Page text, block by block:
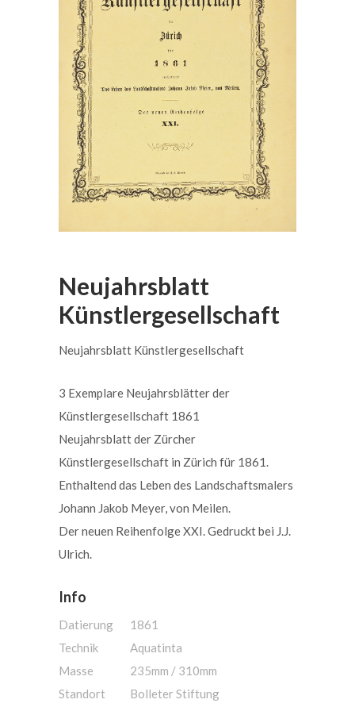
Neujahrsblatt
Künstlergesellschaft
Neujahrsblatt Künstlergesellschaft
3 Exemplare Neujahrsblätter der
Künstlergesellschaft 1861
Neujahrsblatt der Zürcher
Künstlergesellschaft in Zürich für 1861.
Enthaltend das Leben des Landschaftsmalers
Johann Jakob Meyer, von Meilen.
Der neuen Reihenfolge XXI. Gedruckt bei J.J.
Ulrich.
Info
Datierung
1861
Technik
Aquatinta
Masse
235mm / 310mm
Standort
Bolleter Stiftung